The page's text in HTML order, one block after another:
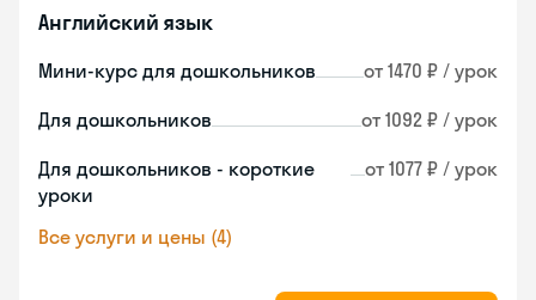
Английский язык
Мини-курс для дошкольников от 1470 ₽ / урок
Для дошкольников от 1092 ₽ / урок
Для дошкольников - короткие
уроки
от 1077 ₽ / урок
Все услуги и цены (4)